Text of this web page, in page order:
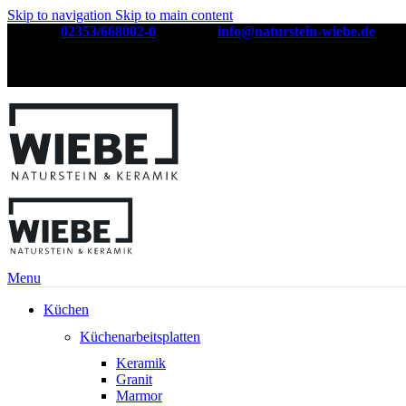
Skip to navigation Skip to main content
02353/668002-0
info@naturstein-wiebe.de
Menu
Küchen
Küchenarbeitsplatten
Keramik
Granit
Marmor